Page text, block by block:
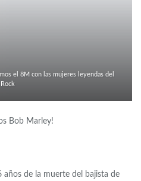
el 8M con las mujeres leyendas del
Rock
Bob Marley!
años de la muerte del bajista de